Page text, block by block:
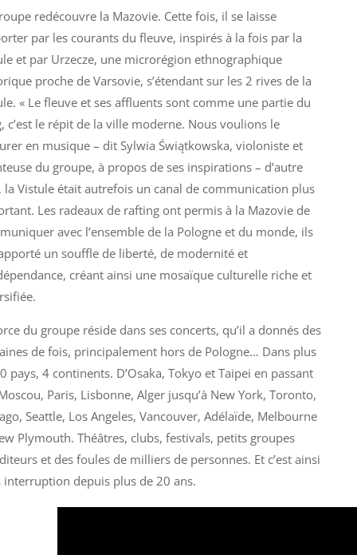
redécouvre la Mazovie. Cette fois, il se laisse
par les courants du fleuve, inspirés à la fois par la
et par Urzecze, une microrégion ethnographique
proche de Varsovie, s’étendant sur les 2 rives de la
« Le fleuve et ses affluents sont comme une partie du
c’est le répit de la ville moderne. Nous voulions le
en musique – dit Sylwia Świątkowska, violoniste et
du groupe, à propos de ses inspirations – d’autre
la Vistule était autrefois un canal de communication plus
Les radeaux de rafting ont permis à la Mazovie de
avec l’ensemble de la Pologne et du monde, ils
un souffle de liberté, de modernité et
créant ainsi une mosaïque culturelle riche et
du groupe réside dans ses concerts, qu’il a donnés des
de fois, principalement hors de Pologne… Dans plus
pays, 4 continents. D’Osaka, Tokyo et Taipei en passant
Paris, Lisbonne, Alger jusqu’à New York, Toronto,
Seattle, Los Angeles, Vancouver, Adélaïde, Melbourne
Plymouth. Théâtres, clubs, festivals, petits groupes
et des foules de milliers de personnes. Et c’est ainsi
interruption depuis plus de 20 ans.